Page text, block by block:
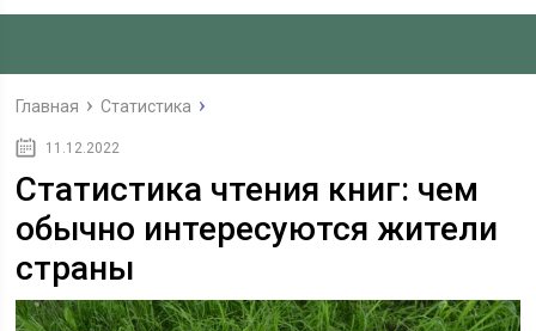
Главная Статистика
11.12.2022
Статистика чтения книг: чем
обычно интересуются жители
страны